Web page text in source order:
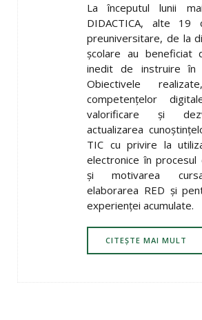
La începutul lunii
DIDACTICA, alte 19
preuniversitare, de la
şcolare au beneficiat
inedit de instruire în
Obiectivele
competenţelor
valorificare și
actualizarea
TIC cu privire la
electronice în procesul
și motivarea
elaborarea RED și
experienței acumulate.
CITEȘTE MAI MULT